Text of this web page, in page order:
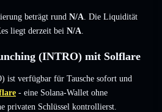
beträgt rund N/A. Die Liquidität
liegt derzeit bei N/A.
(INTRO) mit Solflare
ist verfügbar für Tausche sofort und
- eine Solana-Wallet ohne
privaten Schlüssel kontrollierst.